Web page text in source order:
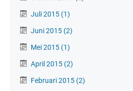
Juli 2015 (1)
Juni 2015 (2)
Mei 2015 (1)
April 2015 (2)
Februari 2015 (2)